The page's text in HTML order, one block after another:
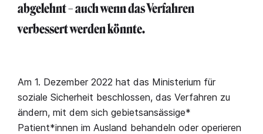
abgelehnt – auch wenn das Verfahren
verbessert werden könnte.
Am 1. Dezember 2022 hat das Ministerium für
soziale Sicherheit beschlossen, das Verfahren zu
ändern, mit dem sich gebietsansässige*
Patient*innen im Ausland behandeln oder operieren